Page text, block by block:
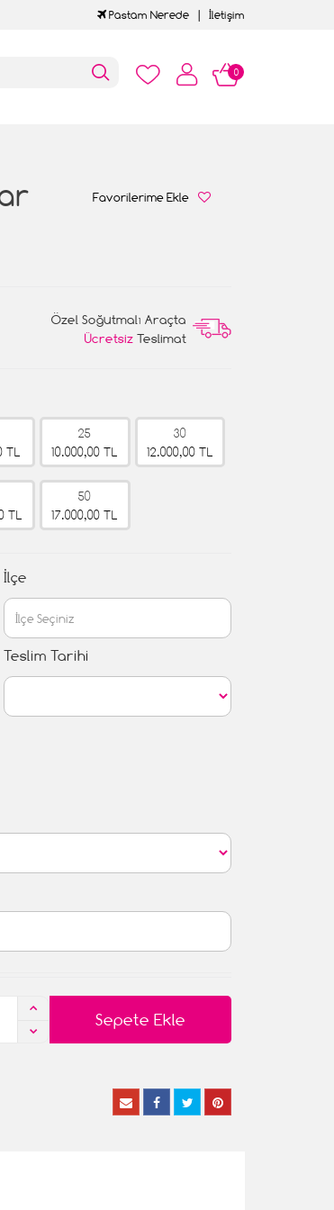
Pastam Nerede İletişim
0
Favorilerime Ekle
Özel Soğutmalı Araçta
Ücretsiz Teslimat
TL
25
10.000,00 TL
30
12.000,00 TL
TL
50
17.000,00 TL
İlçe
Teslim Tarihi
Sepete Ekle